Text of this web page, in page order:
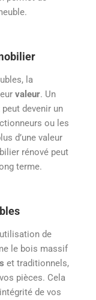
la
valeur. Un
peut devenir un
ou les
d’une valeur
rénové peut
terme.
de
le bois massif
et traditionnels,
pièces. Cela
de vos